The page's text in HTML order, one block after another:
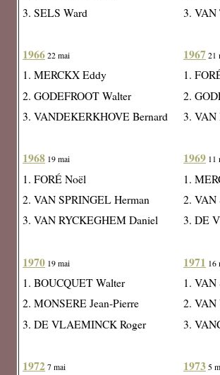
3. SELS Ward
1966 22 mai
1. MERCKX Eddy
2. GODEFROOT Walter
3. VANDEKERKHOVE Bernard
1968 19 mai
1. FORÉ Noël
2. VAN SPRINGEL Herman
3. VAN RYCKEGHEM Daniel
1970 19 mai
1. BOUCQUET Walter
2. MONSERE Jean-Pierre
3. DE VLAEMINCK Roger
1972 7 mai
3. VAN
1967 21
1.
2.
3. VAN
1969 11
1.
2. VAN
3. DE
1971 16
1.
2. VAN
3.
1973 5